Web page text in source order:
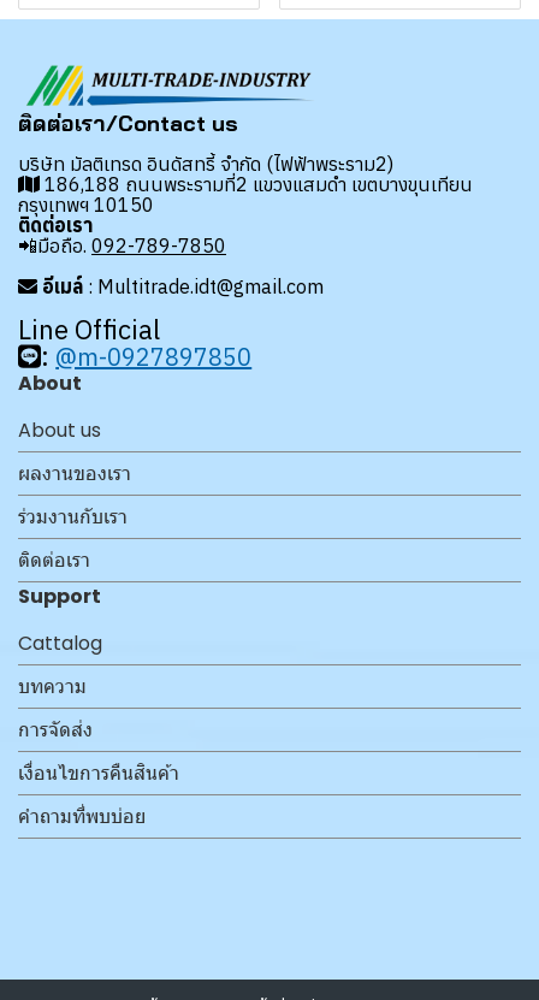
ติดต่อเรา/Contact us
บริษัท มัลติเทรด อินดัสทรี้ จำกัด (ไฟฟ้าพระราม2)
186,188 ถนนพระรามที่2 แขวงแสมดำ เขตบางขุนเทียน
กรุงเทพฯ 10150
ติดต่อเรา
📲มือถือ. 092-789-7850
อีเมล์ : Multitrade.idt@gmail.com
Line Official
: @m-0927897850
About
About us
ผลงานของเรา
ร่วมงานกับเรา
ติดต่อเรา
Support
Cattalog
บทความ
การจัดส่ง
เงื่อนไขการคืนสินค้า
คำถามที่พบบ่อย